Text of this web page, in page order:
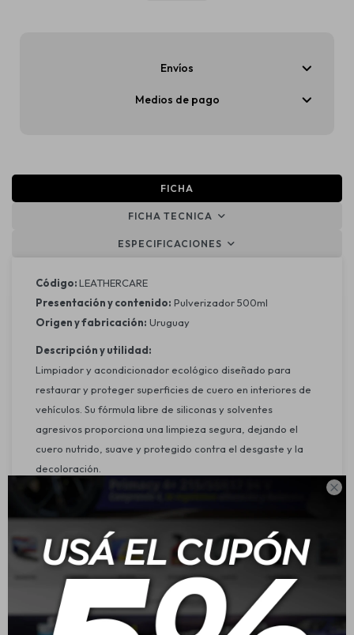

Envíos
Medios de pago
FICHA
FICHA TECNICA
ESPECIFICACIONES
Código:LEATHERCARE
Presentación y contenido: Pulverizador 500ml
Origen y fabricación: Uruguay
Descripción y utilidad:
Limpiador y acondicionador ecológico diseñado para
restaurar y proteger superficies de cuero en interiores de
vehículos. Su fórmula libre de siliconas y solventes
agresivos proporciona una limpieza segura, dejando el
cuero nutrido, suave y protegido contra el desgaste y la
decoloración.
Limpieza profunda y restauración del cuero.
Contiene cítricos naturales que limpian y nutren.
Protección contra rayos UV para evitar grietas y pérdida
de color.
Fórmula ecológica, sin solventes ni siliconas.
Acabado natural y no graso.